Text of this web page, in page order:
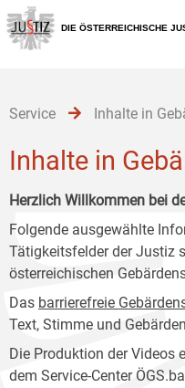
Zur
Hauptnavigation
[1]
Zum
Inhalt
[2]
Zum
Untermenü
[3]
DIE ÖSTERREICHISCHE
Service Inhalte in
Inhalte in
Herzlich Willkommen bei
Folgende ausgewählte
Tätigkeitsfelder der Justiz
österreichischen
Das barrierefreie
Text, Stimme und
Die Produktion der
dem Service-Center